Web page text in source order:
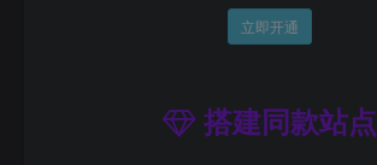
立即开通
搭建同款站点